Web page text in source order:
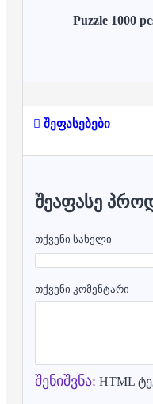
Puzzle 1000
შეფასებები
ᲨᲔᲐᲤᲐᲡᲔ
თქვენი სახელი
თქვენი კომენტარი
შენიშვნა: HTML